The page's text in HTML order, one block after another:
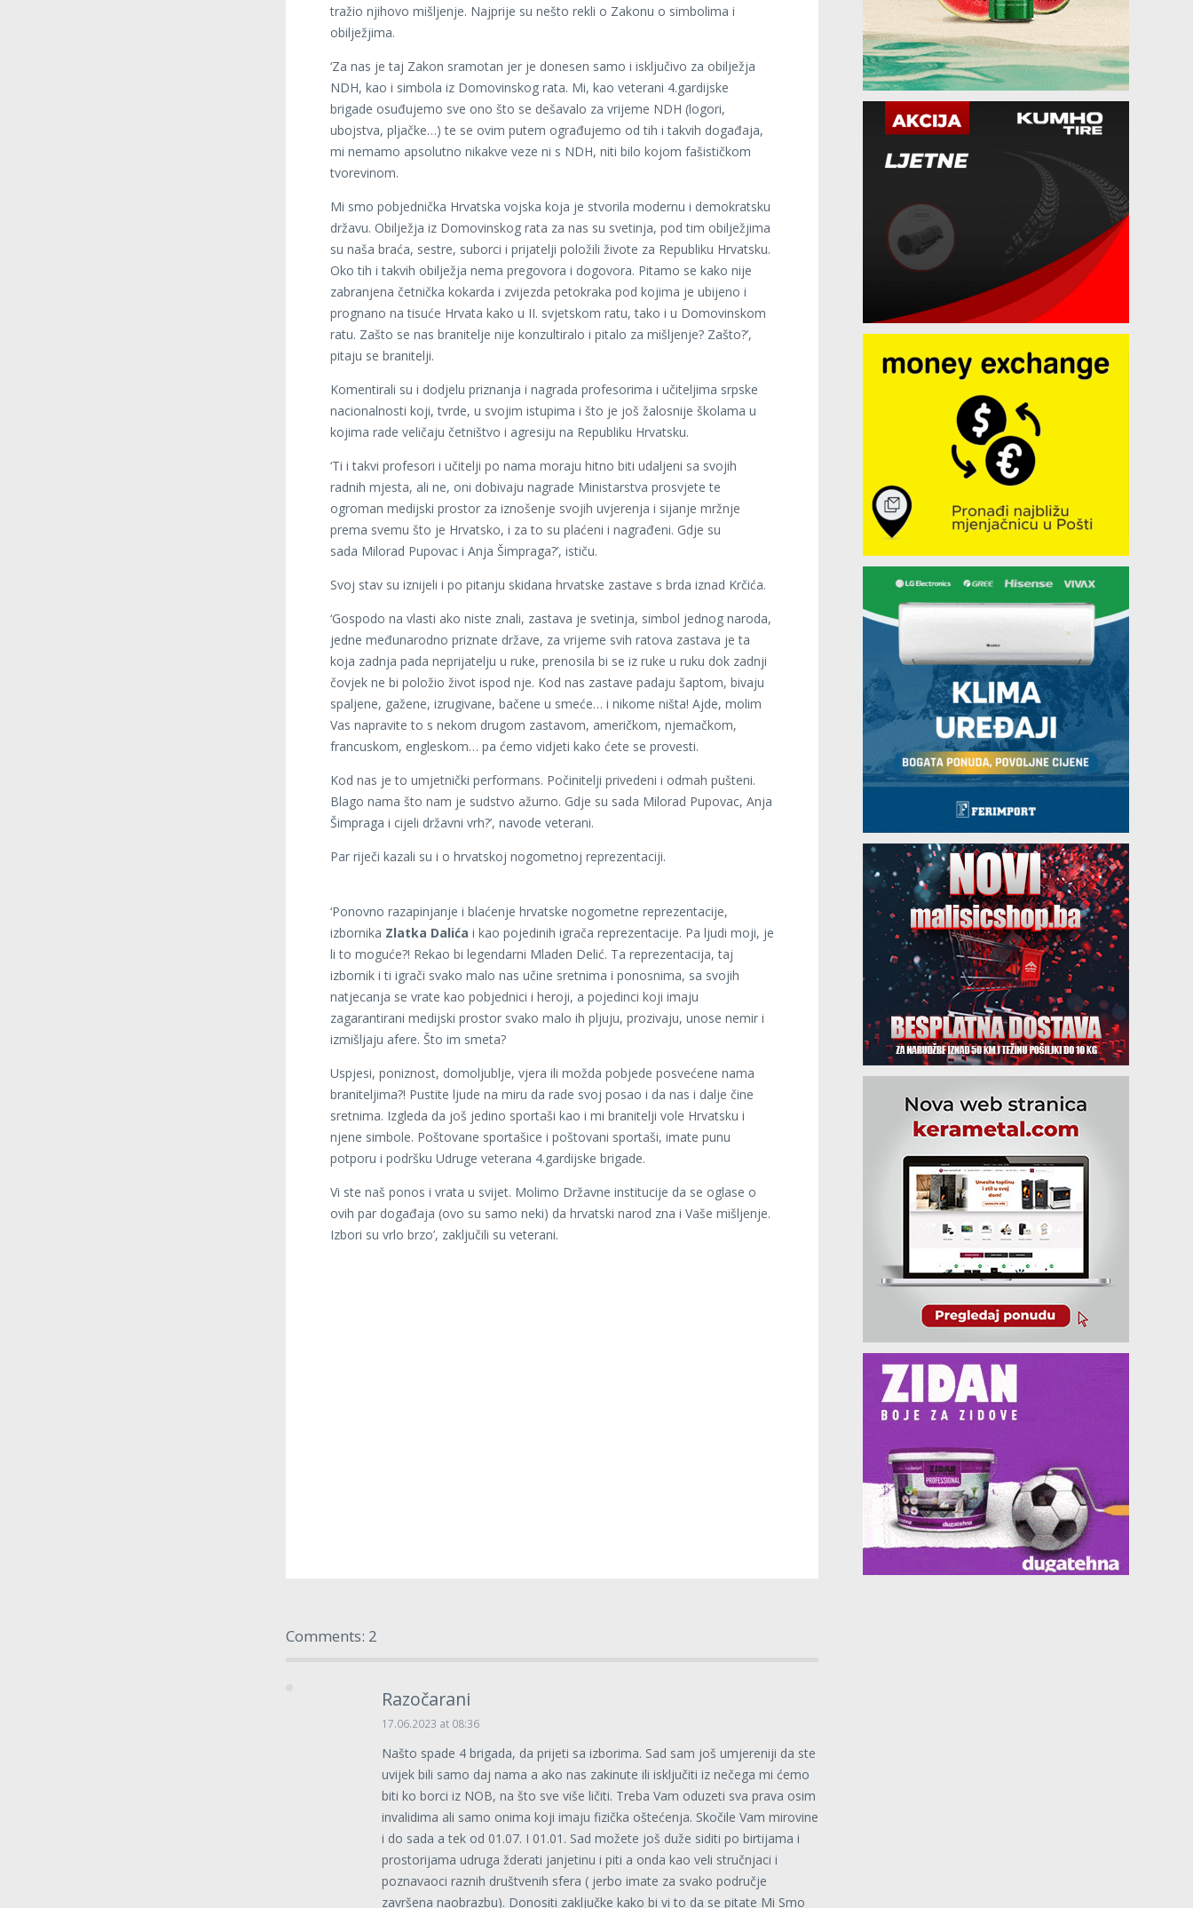
tražio njihovo mišljenje. Najprije su nešto rekli o Zakonu o simbolima i
obilježjima.
‘Za nas je taj Zakon sramotan jer je donesen samo i isključivo za obilježja
NDH, kao i simbola iz Domovinskog rata. Mi, kao veterani 4.gardijske
brigade osuđujemo sve ono što se dešavalo za vrijeme NDH (logori,
ubojstva, pljačke…) te se ovim putem ograđujemo od tih i takvih događaja,
mi nemamo apsolutno nikakve veze ni s NDH, niti bilo kojom fašističkom
tvorevinom.
Mi smo pobjednička Hrvatska vojska koja je stvorila modernu i demokratsku
državu. Obilježja iz Domovinskog rata za nas su svetinja, pod tim obilježjima
su naša braća, sestre, suborci i prijatelji položili živote za Republiku Hrvatsku.
Oko tih i takvih obilježja nema pregovora i dogovora. Pitamo se kako nije
zabranjena četnička kokarda i zvijezda petokraka pod kojima je ubijeno i
prognano na tisuće Hrvata kako u II. svjetskom ratu, tako i u Domovinskom
ratu. Zašto se nas branitelje nije konzultiralo i pitalo za mišljenje? Zašto?’,
pitaju se branitelji.
Komentirali su i dodjelu priznanja i nagrada profesorima i učiteljima srpske
nacionalnosti koji, tvrde, u svojim istupima i što je još žalosnije školama u
kojima rade veličaju četništvo i agresiju na Republiku Hrvatsku.
‘Ti i takvi profesori i učitelji po nama moraju hitno biti udaljeni sa svojih
radnih mjesta, ali ne, oni dobivaju nagrade Ministarstva prosvjete te
ogroman medijski prostor za iznošenje svojih uvjerenja i sijanje mržnje
prema svemu što je Hrvatsko, i za to su plaćeni i nagrađeni. Gdje su
sada Milorad Pupovac i Anja Šimpraga?’, ističu.
Svoj stav su iznijeli i po pitanju skidana hrvatske zastave s brda iznad Krčića.
‘Gospodo na vlasti ako niste znali, zastava je svetinja, simbol jednog naroda,
jedne međunarodno priznate države, za vrijeme svih ratova zastava je ta
koja zadnja pada neprijatelju u ruke, prenosila bi se iz ruke u ruku dok zadnji
čovjek ne bi položio život ispod nje. Kod nas zastave padaju šaptom, bivaju
spaljene, gažene, izrugivane, bačene u smeće… i nikome ništa! Ajde, molim
Vas napravite to s nekom drugom zastavom, američkom, njemačkom,
francuskom, engleskom… pa ćemo vidjeti kako ćete se provesti.
Kod nas je to umjetnički performans. Počinitelji privedeni i odmah pušteni.
Blago nama što nam je sudstvo ažurno. Gdje su sada Milorad Pupovac, Anja
Šimpraga i cijeli državni vrh?’, navode veterani.
Par riječi kazali su i o hrvatskoj nogometnoj reprezentaciji.
‘Ponovno razapinjanje i blaćenje hrvatske nogometne reprezentacije,
izbornika Zlatka Dalića i kao pojedinih igrača reprezentacije. Pa ljudi moji, je
li to moguće?! Rekao bi legendarni Mladen Delić. Ta reprezentacija, taj
izbornik i ti igrači svako malo nas učine sretnima i ponosnima, sa svojih
natjecanja se vrate kao pobjednici i heroji, a pojedinci koji imaju
zagarantirani medijski prostor svako malo ih pljuju, prozivaju, unose nemir i
izmišljaju afere. Što im smeta?
Uspjesi, poniznost, domoljublje, vjera ili možda pobjede posvećene nama
braniteljima?! Pustite ljude na miru da rade svoj posao i da nas i dalje čine
sretnima. Izgleda da još jedino sportaši kao i mi branitelji vole Hrvatsku i
njene simbole. Poštovane sportašice i poštovani sportaši, imate punu
potporu i podršku Udruge veterana 4.gardijske brigade.
Vi ste naš ponos i vrata u svijet. Molimo Državne institucije da se oglase o
ovih par događaja (ovo su samo neki) da hrvatski narod zna i Vaše mišljenje.
Izbori su vrlo brzo’, zaključili su veterani.
Comments: 2
Razočarani
17.06.2023 at 08:36
Našto spade 4 brigada, da prijeti sa izborima. Sad sam još umjereniji da ste
uvijek bili samo daj nama a ako nas zakinute ili isključiti iz nečega mi ćemo
biti ko borci iz NOB, na što sve više ličiti. Treba Vam oduzeti sva prava osim
invalidima ali samo onima koji imaju fizička oštećenja. Skočile Vam mirovine
i do sada a tek od 01.07. I 01.01. Sad možete još duže siditi po birtijama i
prostorijama udruga žderati janjetinu i piti a onda kao veli stručnjaci i
poznavaoci raznih društvenih sfera ( jerbo imate za svako područje
završena naobrazbu). Donositi zaključke kako bi vi to da se pitate Mi Smo